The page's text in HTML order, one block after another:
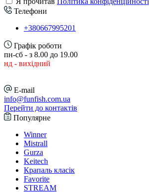
Телефони
+380667995201
Графік роботи
пн-сб - з 8.00 до 19.00
нд - вихідний
E-mail
info@funfish.com.ua
Перейти до контактів
Популярне
Winner
Mistrall
Gurza
Keitech
Крапаль класік
Favorite
STREAM